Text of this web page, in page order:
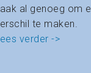
al genoeg om
te maken.
verder ->